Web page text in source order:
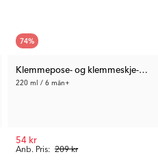
74%
Klemmepose- og klemmeskje-sett
220 ml / 6 mån+
Anb. Pris: 209 kr
54 kr